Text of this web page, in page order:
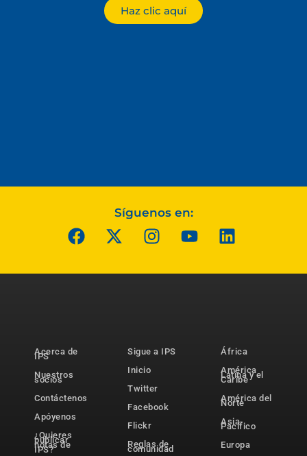
Haz clic aquí
Síguenos en:
Acerca de
IPS
Nuestros
socios
Contáctenos
Apóyenos
¿Quieres
publicar
notas de
IPS?
Sigue a IPS
Inicio
Twitter
Facebook
Flickr
Reglas de
comunidad
África
América
Latina y el
Caribe
América del
Norte
Asia-
Pacífico
Europa